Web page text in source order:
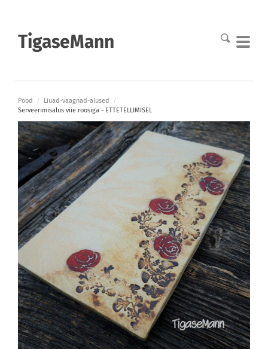
TigaseMann
Pood / Liuad-vaagnad-alused
/
Serveerimisalus viie roosiga - ETTETELLIMISEL